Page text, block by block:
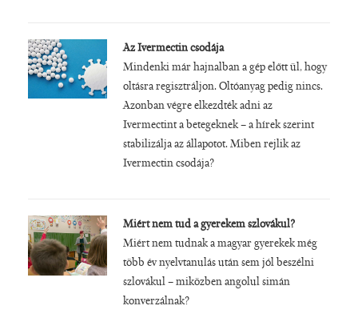
Az Ivermectin csodája
Mindenki már hajnalban a gép előtt ül, hogy
oltásra regisztráljon. Oltóanyag pedig nincs.
Azonban végre elkezdték adni az
Ivermectint a betegeknek – a hírek szerint
stabilizálja az állapotot. Miben rejlik az
Ivermectin csodája?
Miért nem tud a gyerekem szlovákul?
Miért nem tudnak a magyar gyerekek még
több év nyelvtanulás után sem jól beszélni
szlovákul – miközben angolul simán
konverzálnak?